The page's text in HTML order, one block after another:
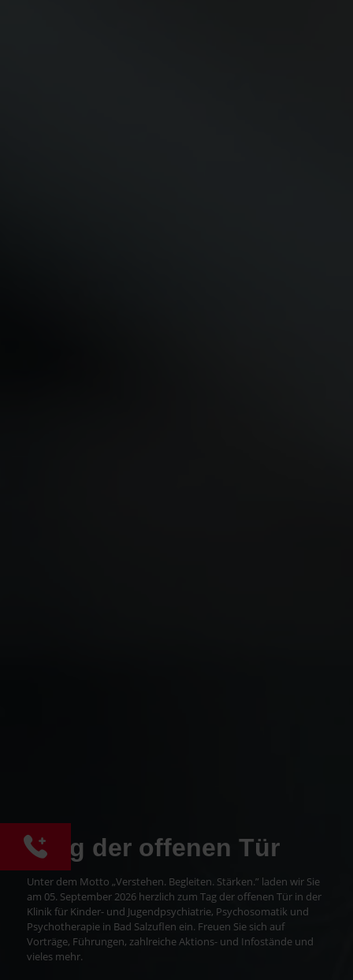
|Tag der offenen Tür
Unter dem Motto „Verstehen. Begleiten. Stärken.” laden wir Sie
am 05. September 2026 herzlich zum Tag der offenen Tür in der
Klinik für Kinder- und Jugendpsychiatrie, Psychosomatik und
Psychotherapie in Bad Salzuflen ein. Freuen Sie sich auf
Vorträge, Führungen, zahlreiche Aktions- und Infostände und
vieles mehr.